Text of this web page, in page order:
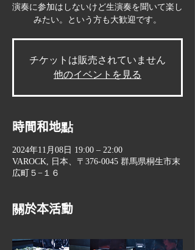
演奏に参加はしないけど生演奏を聞いて楽し
みたい。という方も大歓迎です。
チケットは販売されていません
他のイベントを見る
時間和地點
2024年11月08日 19:00 – 22:00
VAROCK, 日本、〒376-0045 群馬県桐生市末
広町５−１６
關於本活動